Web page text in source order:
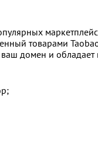
товарами
ваш домен и